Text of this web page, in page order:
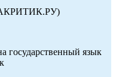
государственный язык